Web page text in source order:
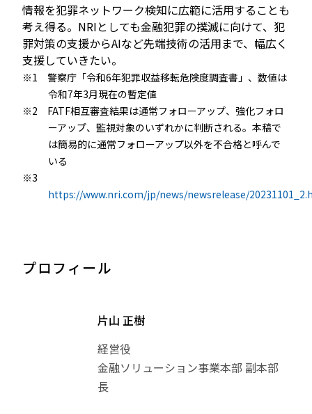
情報を犯罪ネットワーク検知に広範に活用することも
考え得る。NRIとしても金融犯罪の撲滅に向けて、犯
罪対策の支援からAIなど先端技術の活用まで、幅広く
支援していきたい。
※1 警察庁「令和6年犯罪収益移転危険度調査書」、数値は
令和7年3月現在の暫定値
※2 FATF相互審査結果は通常フォローアップ、強化フォロ
ーアップ、監視対象のいずれかに判断される。本稿で
は簡易的に通常フォローアップ以外を不合格と呼んで
いる
※3
https://www.nri.com/jp/news/newsrelease/
プロフィール
片山 正樹
経営役
金融ソリューション事業本部 副本部
長